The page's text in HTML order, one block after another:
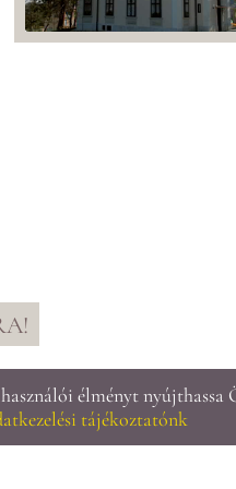
tájékoztatólImpresszum
élményt
tájékoztatónk